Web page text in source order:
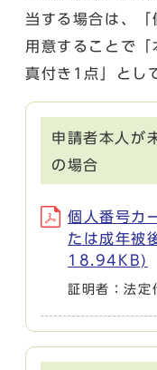
当する場合は、
用意することで
真付き1点」とし
申請者本人が
の場合
個人番号カ
たは成年被
18.94KB)
証明者：法定